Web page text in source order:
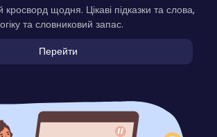
кросворд щодня. Цікаві підказки та слова,
та словниковий запас.
Перейти